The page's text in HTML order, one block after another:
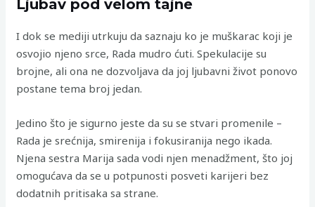
Ljubav pod velom tajne
I dok se mediji utrkuju da saznaju ko je muškarac koji je
osvojio njeno srce, Rada mudro ćuti. Spekulacije su
brojne, ali ona ne dozvoljava da joj ljubavni život ponovo
postane tema broj jedan.
Jedino što je sigurno jeste da su se stvari promenile –
Rada je srećnija, smirenija i fokusiranija nego ikada.
Njena sestra Marija sada vodi njen menadžment, što joj
omogućava da se u potpunosti posveti karijeri bez
dodatnih pritisaka sa strane.